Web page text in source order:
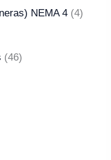
NEMA 4 4
46